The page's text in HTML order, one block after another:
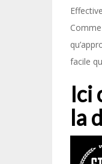
facile
Ici
la